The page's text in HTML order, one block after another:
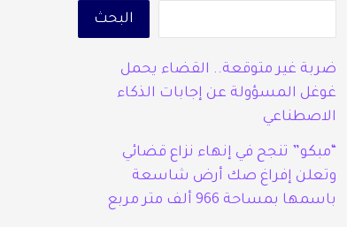
البحث
ضربة غير متوقعة.. القضاء يحمل
غوغل المسؤولة عن إجابات الذكاء
الاصطناعي
“مبكو” تنجح في إنهاء نزاع قضائي
وتعلن إفراغ صك أرض شاسعة
باسمها بمساحة 966 ألف متر مربع